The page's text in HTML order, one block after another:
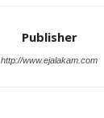
Publisher
http://www.ejalakam.com